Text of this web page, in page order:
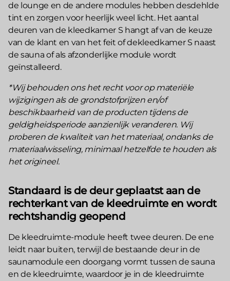
de lounge en de andere modules hebben desdehlde
tint en zorgen voor heerlijk weel licht. Het aantal
deuren van de kleedkamer S hangt af van de keuze
van de klant en van het feit of dekleedkamer S naast
de sauna of als afzonderlijke module wordt
geïnstalleerd.
*Wij behouden ons het recht voor op materiële
wijzigingen als de grondstofprijzen en/of
beschikbaarheid van de producten tijdens de
geldigheidsperiode aanzienlijk veranderen. Wij
proberen de kwaliteit van het materiaal, ondanks de
materiaalwisseling, minimaal hetzelfde te houden als
het origineel.
Standaard is de deur geplaatst aan de
rechterkant van de kleedruimte en wordt
rechtshandig geopend
De kleedruimte-module heeft twee deuren. De ene
leidt naar buiten, terwijl de bestaande deur in de
saunamodule een doorgang vormt tussen de sauna
en de kleedruimte, waardoor je in de kleedruimte